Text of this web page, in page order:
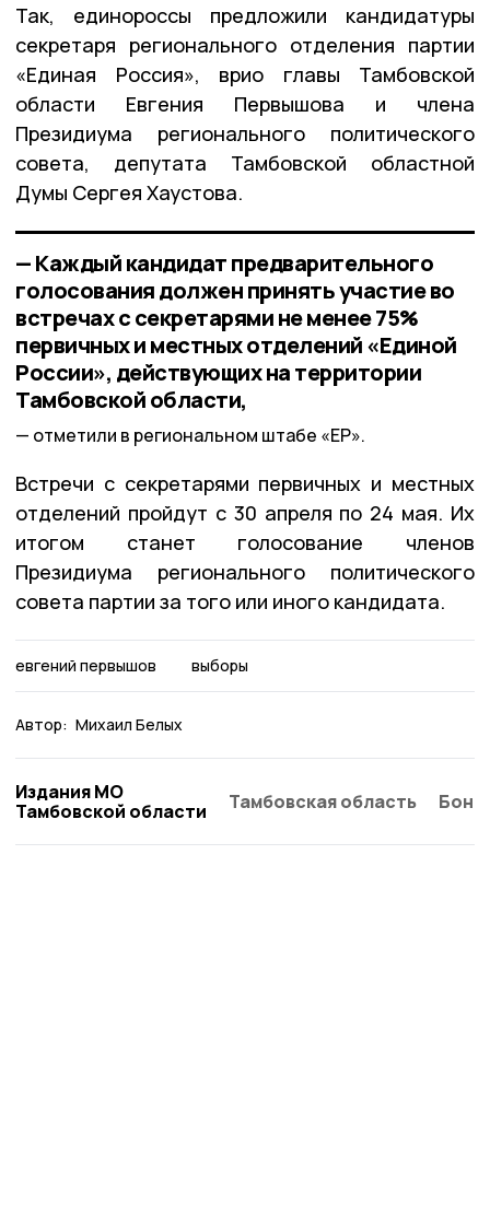
Так, единороссы предложили кандидатуры
секретаря регионального отделения партии
«Единая Россия», врио главы Тамбовской
области Евгения Первышова и члена
Президиума регионального политического
совета, депутата Тамбовской областной
Думы Сергея Хаустова.
— Каждый кандидат предварительного
голосования должен принять участие во
встречах с секретарями не менее 75%
первичных и местных отделений «Единой
России», действующих на территории
Тамбовской области,
отметили в региональном штабе «ЕР».
Встречи с секретарями первичных и местных
отделений пройдут с 30 апреля по 24 мая. Их
итогом станет голосование членов
Президиума регионального политического
совета партии за того или иного кандидата.
евгений первышов выборы
Автор: Михаил Белых
Издания МО
Тамбовской области
Тамбовская область